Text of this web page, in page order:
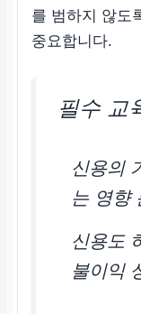
를 범하지 않도
중요합니다.
필수 교
신용의
는 영향
신용도
불이익